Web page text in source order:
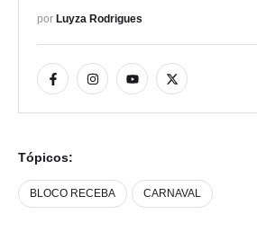
por Luyza Rodrigues
Tópicos:
BLOCO RECEBA CARNAVAL